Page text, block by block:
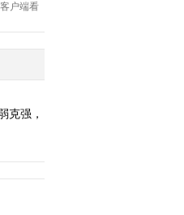
客户端看
克强，